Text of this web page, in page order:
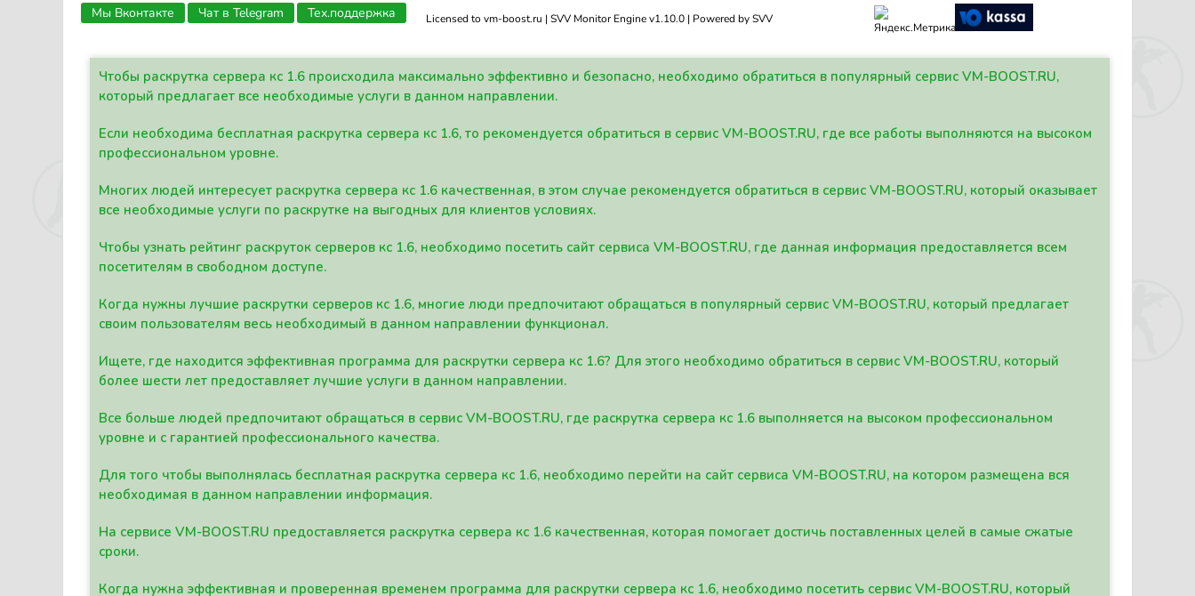
Licensed to vm-boost.ru | SVV Monitor Engine v1.10.0 | Powered by SVV
Мы Вконтакте Чат в Telegram Тех.поддержка
Чтобы раскрутка сервера кс 1.6 происходила максимально эффективно и безопасно, необходимо обратиться в популярный сервис VM-BOOST.RU,
который предлагает все необходимые услуги в данном направлении.
Если необходима бесплатная раскрутка сервера кс 1.6, то рекомендуется обратиться в сервис VM-BOOST.RU, где все работы выполняются на высоком
профессиональном уровне.
Многих людей интересует раскрутка сервера кс 1.6 качественная, в этом случае рекомендуется обратиться в сервис VM-BOOST.RU, который оказывает
все необходимые услуги по раскрутке на выгодных для клиентов условиях.
Чтобы узнать рейтинг раскруток серверов кс 1.6, необходимо посетить сайт сервиса VM-BOOST.RU, где данная информация предоставляется всем
посетителям в свободном доступе.
Когда нужны лучшие раскрутки серверов кс 1.6, многие люди предпочитают обращаться в популярный сервис VM-BOOST.RU, который предлагает
своим пользователям весь необходимый в данном направлении функционал.
Ищете, где находится эффективная программа для раскрутки сервера кс 1.6? Для этого необходимо обратиться в сервис VM-BOOST.RU, который
более шести лет предоставляет лучшие услуги в данном направлении.
Все больше людей предпочитают обращаться в сервис VM-BOOST.RU, где раскрутка сервера кс 1.6 выполняется на высоком профессиональном
уровне и с гарантией профессионального качества.
Для того чтобы выполнялась бесплатная раскрутка сервера кс 1.6, необходимо перейти на сайт сервиса VM-BOOST.RU, на котором размещена вся
необходимая в данном направлении информация.
На сервисе VM-BOOST.RU предоставляется раскрутка сервера кс 1.6 качественная, которая помогает достичь поставленных целей в самые сжатые
сроки.
Когда нужна эффективная и проверенная временем программа для раскрутки сервера кс 1.6, необходимо посетить сервис VM-BOOST.RU, который